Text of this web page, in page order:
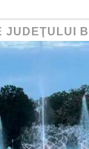
JUDEŢULUI